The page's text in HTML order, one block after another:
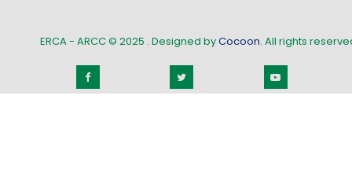
ERCA - ARCC © 2025 . Designed byCocoon. All rights